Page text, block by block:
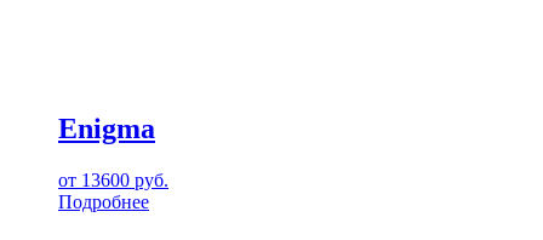
Enigma
от 13600 руб.
Подробнее